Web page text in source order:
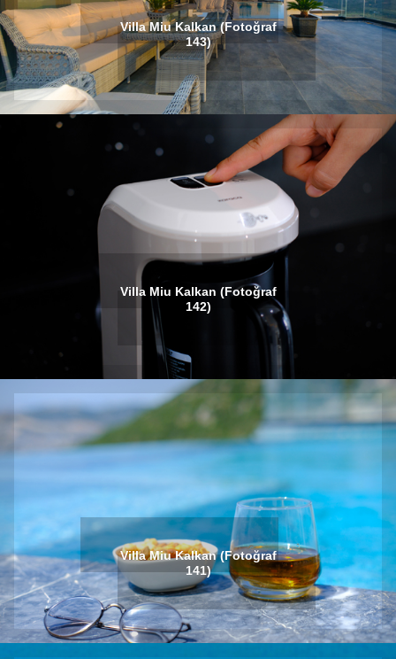
Villa Miu Kalkan (Fotoğraf
143)
Villa Miu Kalkan (Fotoğraf
142)
Villa Miu Kalkan (Fotoğraf
141)